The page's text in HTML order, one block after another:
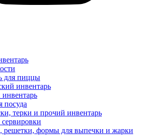
для пиццы
инвентарь
посуда
терки и прочий инвентарь
решетки, формы для выпечки и жарки